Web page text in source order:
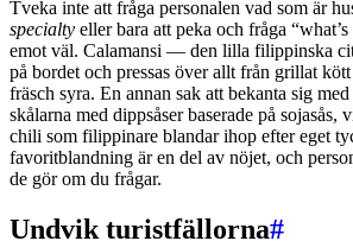
Tveka inte att fråga personalen vad som är
specialty eller bara att peka och fråga
emot väl. Calamansi — den lilla filippinska
på bordet och pressas över allt från grillat
fräsch syra. En annan sak att bekanta sig
skålarna med dippsåser baserade på sojasås,
chili som filippinare blandar ihop efter eget
favoritblandning är en del av nöjet, och
de gör om du frågar.
Undvik turistfällorna#